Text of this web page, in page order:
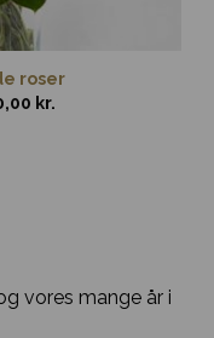
roser
kr.
vores mange år i